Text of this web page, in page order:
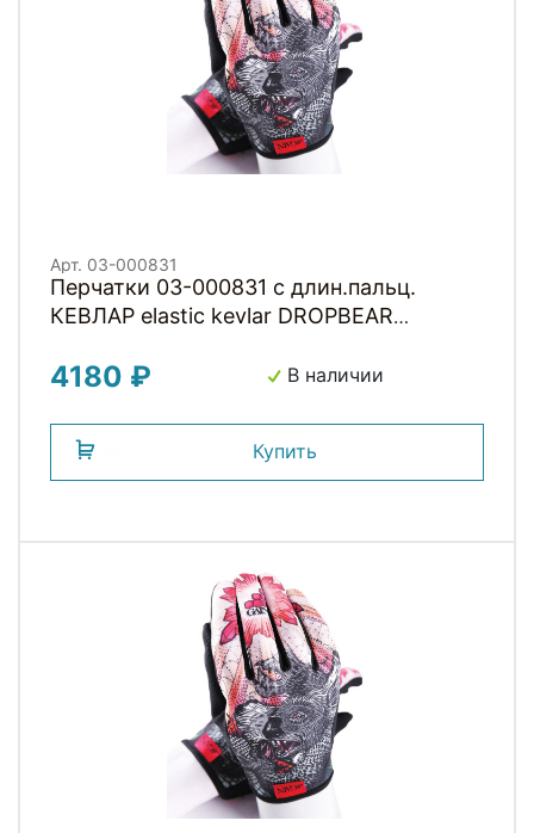
Арт. 03-000831
Перчатки 03-000831 с длин.пальц.
КЕВЛАР elastic kevlar DROPBEAR
экстримальнх видов р-р.XS оригинал.
4180 ₽ В наличии
Купить